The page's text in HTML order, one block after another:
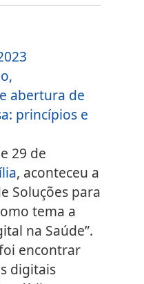
abertura de
princípios e
29 de
, aconteceu a
Soluções para
tema a
na Saúde”.
encontrar
digitais